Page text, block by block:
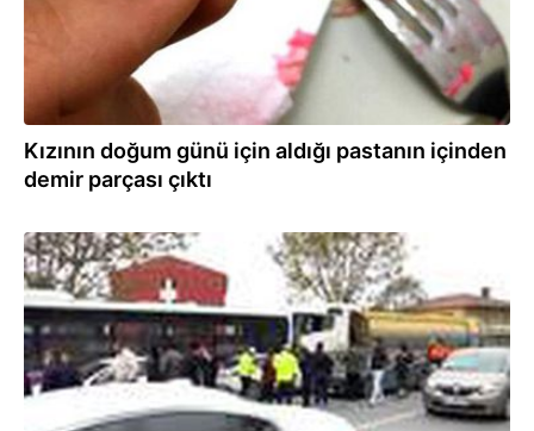
Kızının doğum günü için aldığı pastanın içinden
demir parçası çıktı
02.12.2020